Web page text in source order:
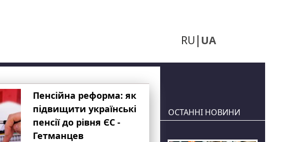
RU UA
Пенсійна реформа: як
підвищити українські
пенсії до рівня ЄС -
Гетманцев
ОСТАННІ НОВИНИ